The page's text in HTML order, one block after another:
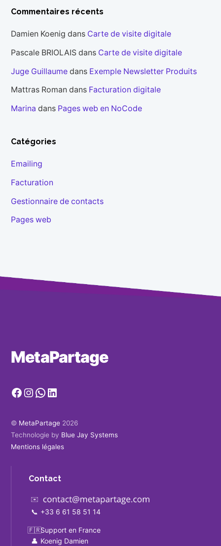
Commentaires récents
Damien Koenig dans Carte de visite digitale
Pascale BRIOLAIS dans Carte de visite digitale
Juge Guillaume dans Exemple Newsletter Produits
Mattras Roman dans Facturation digitale
Marina dans Pages web en NoCode
Catégories
Emailing
Facturation
Gestionnaire de contacts
Pages web
MetaPartage
Facebook
Instagram
WhatsApp
LinkedIn
© MetaPartage 2026
Technologie by Blue Jay Systems
Mentions légales
Contact
✉️
📞 +33 6 61 58 51 14
🇫🇷Support en France
👤 Koenig Damien